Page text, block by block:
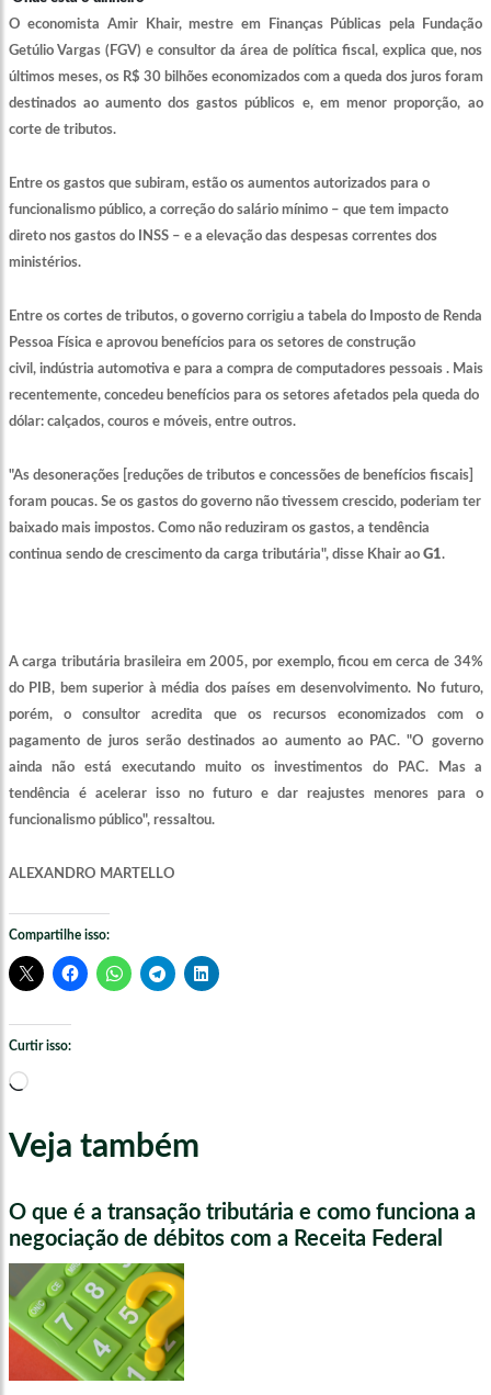
O economista Amir Khair, mestre em Finanças Públicas pela Fundação
Getúlio Vargas (FGV) e consultor da área de política fiscal, explica que, nos
últimos meses, os R$ 30 bilhões economizados com a queda dos juros foram
destinados ao aumento dos gastos públicos e, em menor proporção, ao
corte de tributos.
Entre os gastos que subiram, estão os aumentos autorizados para o
funcionalismo público, a correção do salário mínimo – que tem impacto
direto nos gastos do INSS – e a elevação das despesas correntes dos
ministérios.
Entre os cortes de tributos, o governo corrigiu a tabela do Imposto de Renda
Pessoa Física e aprovou benefícios para os setores de construção
civil, indústria automotiva e para a compra de computadores pessoais . Mais
recentemente, concedeu benefícios para os setores afetados pela queda do
dólar: calçados, couros e móveis, entre outros.
"As desonerações [reduções de tributos e concessões de benefícios fiscais]
foram poucas. Se os gastos do governo não tivessem crescido, poderiam ter
baixado mais impostos. Como não reduziram os gastos, a tendência
continua sendo de crescimento da carga tributária", disse Khair ao G1.
A carga tributária brasileira em 2005, por exemplo, ficou em cerca de 34%
do PIB, bem superior à média dos países em desenvolvimento. No futuro,
porém, o consultor acredita que os recursos economizados com o
pagamento de juros serão destinados ao aumento ao PAC. "O governo
ainda não está executando muito os investimentos do PAC. Mas a
tendência é acelerar isso no futuro e dar reajustes menores para o
funcionalismo público", ressaltou.
ALEXANDRO MARTELLO
Compartilhe isso:
Curtir isso:
Carregando...
Veja também
O que é a transação tributária e como funciona a
negociação de débitos com a Receita Federal